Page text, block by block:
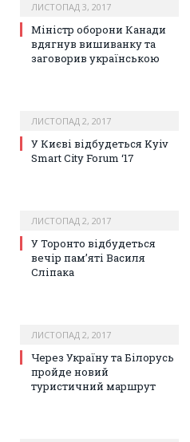
ЛИСТОПАД 3, 2017
Міністр оборони Канади
вдягнув вишиванку та
заговорив українською
ЛИСТОПАД 2, 2017
У Києві відбудеться Kyiv
Smart City Forum ‘17
ЛИСТОПАД 2, 2017
У Торонто відбудеться
вечір пам’яті Василя
Сліпака
ЛИСТОПАД 2, 2017
Через Україну та Білорусь
пройде новий
туристичний маршрут